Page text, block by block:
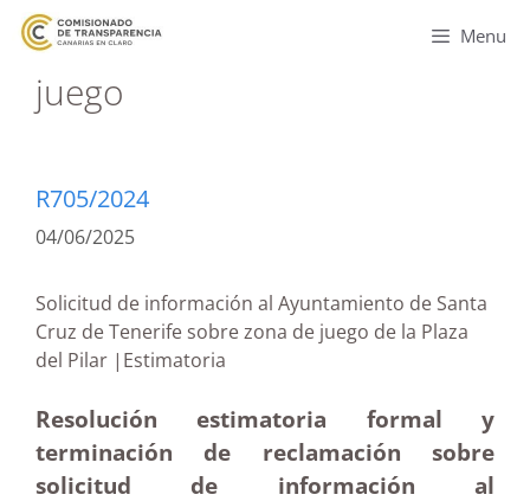
Menu
juego
R705/2024
04/06/2025
Solicitud de información al Ayuntamiento de Santa
Cruz de Tenerife sobre zona de juego de la Plaza
del Pilar |Estimatoria
Resolución estimatoria formal y
terminación de reclamación sobre
solicitud de información al